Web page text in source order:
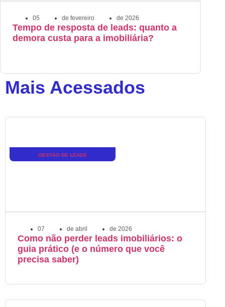
05 de fevereiro de 2026
Tempo de resposta de leads: quanto a
demora custa para a imobiliária?
Mais Acessados
GESTÃO DE LEADS
07 de abril de 2026
Como não perder leads imobiliários: o
guia prático (e o número que você
precisa saber)